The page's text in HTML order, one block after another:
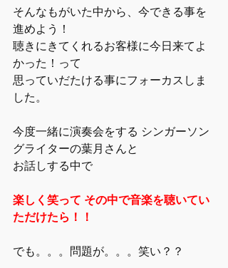
そんなもがいた中から、今できる事を
進めよう！
聴きにきてくれるお客様に今日来てよ
かった！って
思っていだたける事にフォーカスしま
した。
今度一緒に演奏会をする シンガーソン
グライターの葉月さんと
お話しする中で
楽しく笑って その中で音楽を聴いてい
ただけたら！！
でも。。。問題が。。。笑い？？